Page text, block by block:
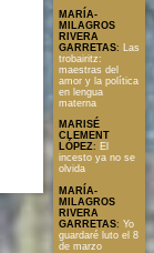
MARÍA-
MILAGROS
RIVERA
GARRETAS: Las
trobairitz:
maestras del
amor y la política
en lengua
materna
MARISÉ
CLEMENT
LÓPEZ: El
incesto ya no se
olvida
MARÍA-
MILAGROS
RIVERA
GARRETAS: Yo
guardaré luto el 8
de marzo